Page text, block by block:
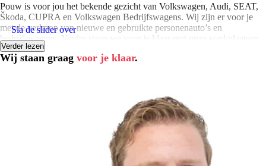
Pouw is voor jou het bekende gezicht van Volkswagen, Audi, SEAT,
Škoda, CUPRA en Volkswagen Bedrijfswagens. Wij zijn er voor je
met de verkoop van nieuwe en gebruikte personenauto’s en
bedrijfswagens. Verder staan we voor je klaar met onze werkplaatsen,
leaseproducten, financierings- en verhuuractiviteiten en onze
schadeherstelbedrijven. Klaar om samen met jou op weg te gaan. Je
Verder lezen
Wij staan graag voor je klaar.
Sla de slider over